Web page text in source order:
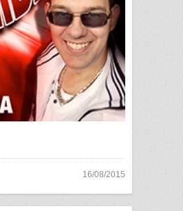
16/08/2015